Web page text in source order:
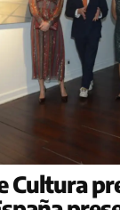
Cultura